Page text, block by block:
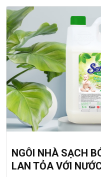
NGÔI NHÀ SẠCH
LAN TỎA VỚI